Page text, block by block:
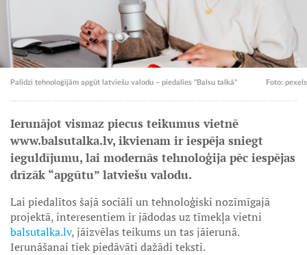
Palīdzi tehnoloģijām apgūt latviešu valodu – piedalies "Balsu talkā" Foto: pexels
Ierunājot vismaz piecus teikumus vietnē
www.balsutalka.lv, ikvienam ir iespēja sniegt
ieguldījumu, lai modernās tehnoloģija pēc iespējas
drīzāk “apgūtu” latviešu valodu.
Lai piedalītos šajā sociāli un tehnoloģiski nozīmīgajā
projektā, interesentiem ir jādodas uz tīmekļa vietni
balsutalka.lv, jāizvēlas teikums un tas jāierunā.
Ierunāšanai tiek piedāvāti dažādi teksti.